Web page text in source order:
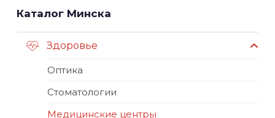
Каталог Минска
Здоровье
Оптика
Стоматологии
Медицинские центры